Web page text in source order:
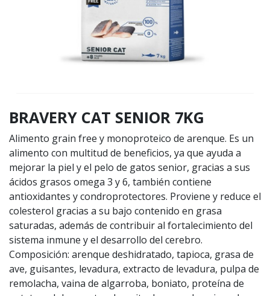
BRAVERY CAT SENIOR 7KG
Alimento grain free y monoproteico de arenque. Es un
alimento con multitud de beneficios, ya que ayuda a
mejorar la piel y el pelo de gatos senior, gracias a sus
ácidos grasos omega 3 y 6, también contiene
antioxidantes y condroprotectores. Proviene y reduce el
colesterol gracias a su bajo contenido en grasa
saturadas, además de contribuir al fortalecimiento del
sistema inmune y el desarrollo del cerebro.
Composición: arenque deshidratado, tapioca, grasa de
ave, guisantes, levadura, extracto de levadura, pulpa de
remolacha, vaina de algarroba, boniato, proteína de